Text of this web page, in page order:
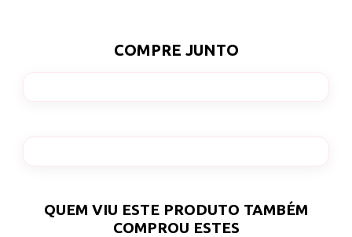
COMPRE JUNTO
QUEM VIU ESTE PRODUTO TAMBÉM
COMPROU ESTES